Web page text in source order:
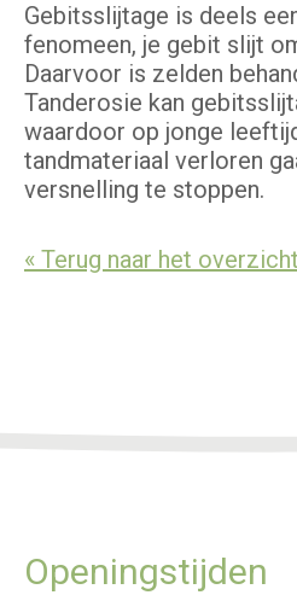
Gebitsslijtage is deels
fenomeen, je gebit slijt
Daarvoor is zelden
Tanderosie kan
waardoor op jonge
tandmateriaal verloren
versnelling te stoppen.
« Terug naar het overzicht
Openingstijden